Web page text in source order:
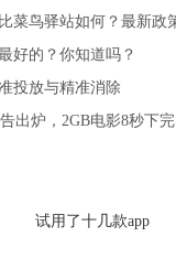
菜鸟驿站如何？最新政
好的？你知道吗？
投放与精准消除
出炉，2GB电影8秒下完
试用了十几款app